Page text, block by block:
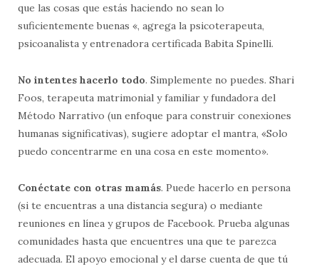
que las cosas que estás haciendo no sean lo
suficientemente buenas «, agrega la psicoterapeuta,
psicoanalista y entrenadora certificada Babita Spinelli.
No intentes hacerlo todo. Simplemente no puedes. Shari
Foos, terapeuta matrimonial y familiar y fundadora del
Método Narrativo (un enfoque para construir conexiones
humanas significativas), sugiere adoptar el mantra, «Solo
puedo concentrarme en una cosa en este momento».
Conéctate con otras mamás. Puede hacerlo en persona
(si te encuentras a una distancia segura) o mediante
reuniones en línea y grupos de Facebook. Prueba algunas
comunidades hasta que encuentres una que te parezca
adecuada. El apoyo emocional y el darse cuenta de que tú